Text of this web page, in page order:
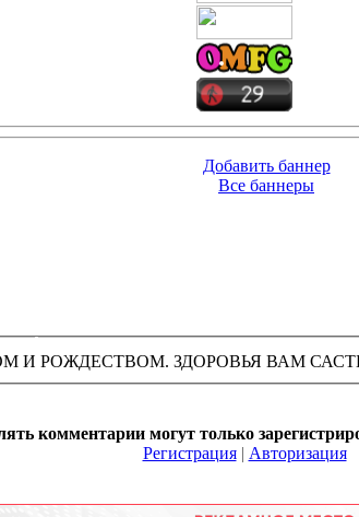
Добавить баннер
Все баннеры
РОЖДЕСТВОМ. ЗДОРОВЬЯ ВАМ
комментарии могут только
Регистрация| Авторизация